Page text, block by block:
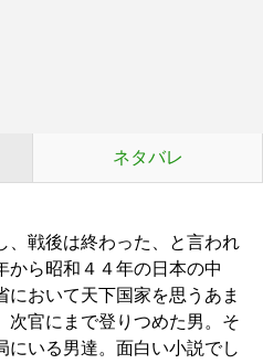
ネタバレ
、戦後は終わった、と言われ
から昭和４４年の日本の中
において天下国家を思うあま
次官にまで登りつめた男。そ
にいる男達。面白い小説でし